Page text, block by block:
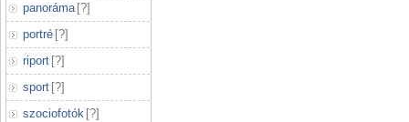
panoráma [?]
portré [?]
riport [?]
sport [?]
szociofotók [?]